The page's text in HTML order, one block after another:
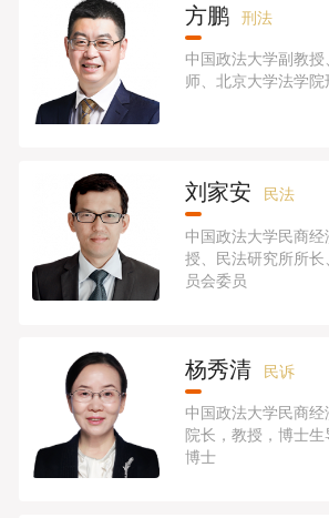
方鹏 刑法
中国政法大学副教授
师、北京大学法学
刘家安 民法
中国政法大学民商经
授、民法研究所所长
员会委员
杨秀清 民诉
中国政法大学民商经
院长，教授，博士生
博士